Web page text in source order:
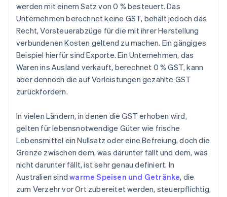
werden mit einem Satz von 0 % besteuert. Das
Unternehmen berechnet keine GST, behält jedoch das
Recht, Vorsteuerabzüge für die mit ihrer Herstellung
verbundenen Kosten geltend zu machen. Ein gängiges
Beispiel hierfür sind Exporte. Ein Unternehmen, das
Waren ins Ausland verkauft, berechnet 0 % GST, kann
aber dennoch die auf Vorleistungen gezahlte GST
zurückfordern.
In vielen Ländern, in denen die GST erhoben wird,
gelten für lebensnotwendige Güter wie frische
Lebensmittel ein Nullsatz oder eine Befreiung, doch die
Grenze zwischen dem, was darunter fällt und dem, was
nicht darunter fällt, ist sehr genau definiert. In
Australien sindwarme Speisen und Getränke, die
zum Verzehr vor Ort zubereitet werden, steuerpflichtig,